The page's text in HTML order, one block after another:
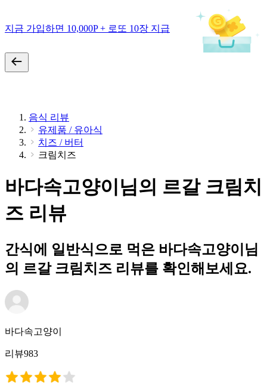
지금 가입하면 10,000P + 로또 10장 지급
음식 리뷰
유제품 / 유아식
치즈 / 버터
크림치즈
바다속고양이님의 르갈 크림치
즈 리뷰
간식에 일반식으로 먹은 바다속고양이님
의 르갈 크림치즈 리뷰를 확인해보세요.
바다속고양이
리뷰983